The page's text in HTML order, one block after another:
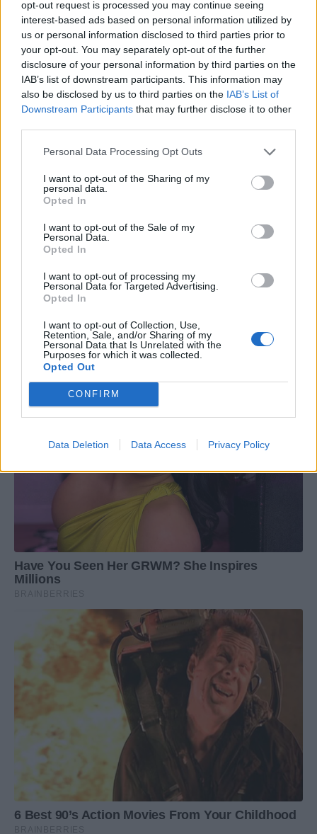
opt-out request is processed you may continue seeing
interest-based ads based on personal information utilized by
us or personal information disclosed to third parties prior to
your opt-out. You may separately opt-out of the further
disclosure of your personal information by third parties on the
IAB’s list of downstream participants. This information may
also be disclosed by us to third parties on the IAB’s List of
Downstream Participants that may further disclose it to other
Personal Data Processing Opt Outs
I want to opt-out of the Sharing of my
personal data.
Opted In
I want to opt-out of the Sale of my
Personal Data.
Opted In
I want to opt-out of processing my
Personal Data for Targeted Advertising.
Opted In
I want to opt-out of Collection, Use,
Retention, Sale, and/or Sharing of my
Personal Data that Is Unrelated with the
Purposes for which it was collected.
Opted Out
CONFIRM
Data Deletion Data Access Privacy Policy